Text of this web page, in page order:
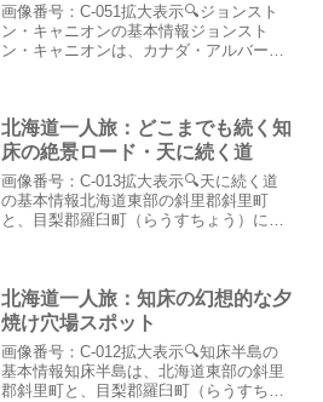
画像番号：C-051拡大表示🔍ジョンスト
ン・キャニオンの基本情報ジョンスト
ン・キャニオンは、カナダ・アルバータ
す。この渓谷は、ボウ川の...
北海道一人旅：どこまでも続く知
床の絶景ロード・天に続く道
画像番号：C-013拡大表示🔍天に続く道
の基本情報北海道東部の斜里郡斜里町
と、目梨郡羅臼町（らうすちょう）にま
「天に続く道」は、北海道...
北海道一人旅：知床の幻想的な夕
焼け穴場スポット
画像番号：C-012拡大表示🔍知床半島の
基本情報知床半島は、北海道東部の斜里
郡斜里町と、目梨郡羅臼町（らうすちょ